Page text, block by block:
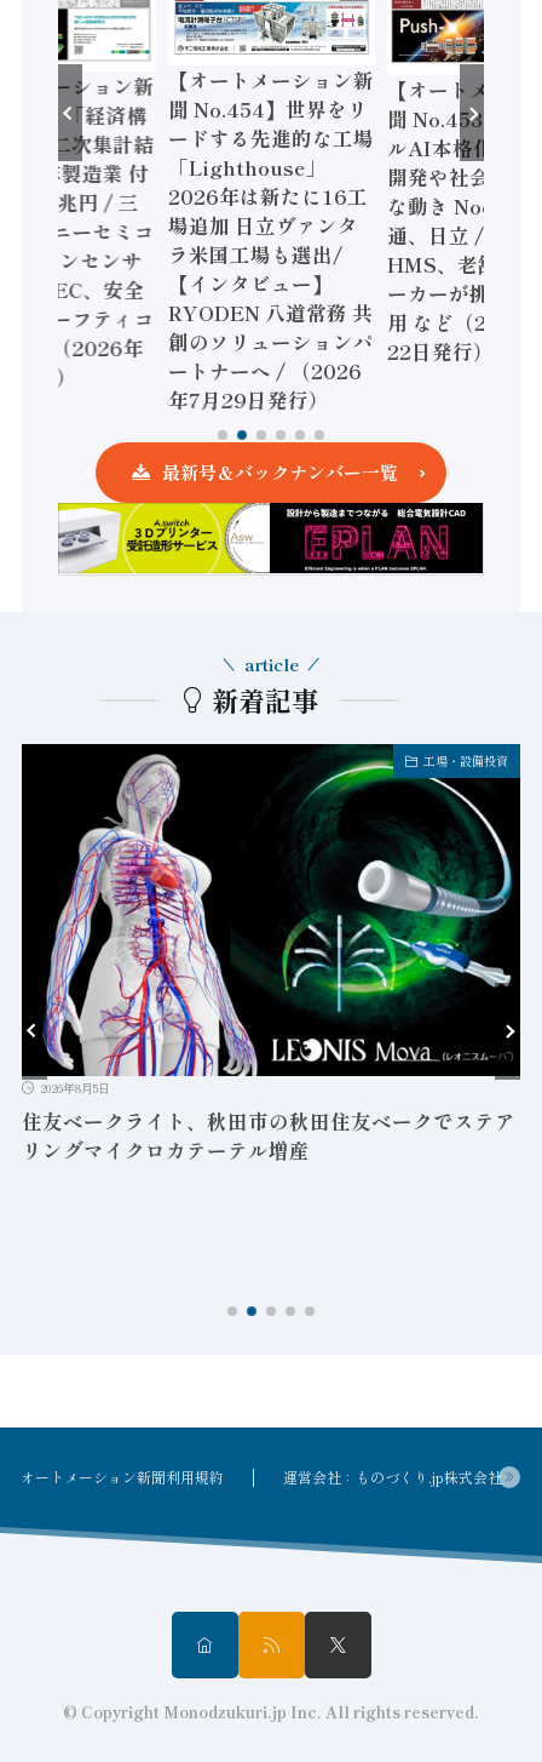
トメーション新
】「経済構
調査二次集計結
年製造業 付
額86兆円 / 三
とソニーセミコ
ジョンセンサ
/ IDEC、安全
すセーフティコ
ーラ（2026年
発行）
【オートメーション新
聞 No.454】世界をリ
ードする先進的な工場
「Lighthouse」
2026年は新たに16工
場追加 日立ヴァンタ
ラ米国工場も選出/
【インタビュー】
RYODEN 八道常務 共
創のソリューションパ
ートナーへ / （2026
年7月29日発行）
【オートメーシ
聞 No.453】フ
ルAI本格化へ
開発や社会実装
な動き Noetra
通、日立 / 兵神
HMS、老舗ポ
ーカーが挑むデ
用 など（2026
22日発行）
最新号＆バックナンバー一覧
新着記事
article
工場・設備投資
2026年8月5日
住友ベークライト、秋田市の秋田住友ベークでステア
リングマイクロカテーテル増産
オートメーション新聞利用規約 運営会社：ものづくり.jp株式会社
© Copyright Monodzukuri.jp Inc. All rights reserved.